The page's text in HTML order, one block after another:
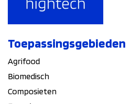
Toepassingsgebieden
Agrifood
Biomedisch
Composieten